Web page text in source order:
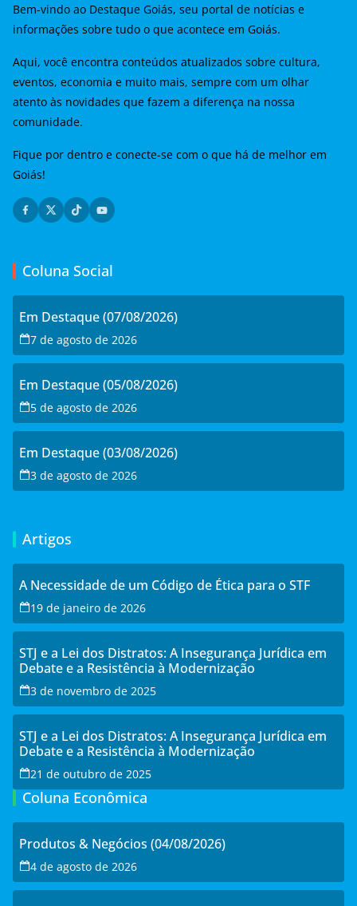
Bem-vindo ao Destaque Goiás, seu portal de notícias e
informações sobre tudo o que acontece em Goiás.
Aqui, você encontra conteúdos atualizados sobre cultura,
eventos, economia e muito mais, sempre com um olhar
atento às novidades que fazem a diferença na nossa
comunidade.
Fique por dentro e conecte-se com o que há de melhor em
Goiás!
Coluna Social
Em Destaque (07/08/2026)
7 de agosto de 2026
Em Destaque (05/08/2026)
5 de agosto de 2026
Em Destaque (03/08/2026)
3 de agosto de 2026
Artigos
A Necessidade de um Código de Ética para o STF
19 de janeiro de 2026
STJ e a Lei dos Distratos: A Insegurança Jurídica em
Debate e a Resistência à Modernização
3 de novembro de 2025
STJ e a Lei dos Distratos: A Insegurança Jurídica em
Debate e a Resistência à Modernização
21 de outubro de 2025
Coluna Econômica
Produtos & Negócios (04/08/2026)
4 de agosto de 2026